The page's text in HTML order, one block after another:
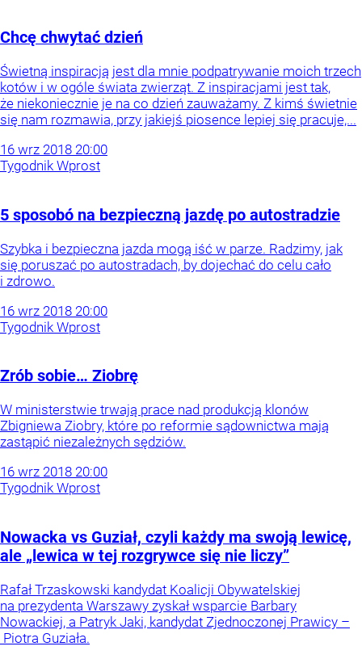
Chcę chwytać dzień
Świetną inspiracją jest dla mnie podpatrywanie moich trzech
kotów i w ogóle świata zwierząt. Z inspiracjami jest tak,
że niekoniecznie je na co dzień zauważamy. Z kimś świetnie
się nam rozmawia, przy jakiejś piosence lepiej się pracuje,...
16 wrz 2018 20:00
Tygodnik Wprost
5 sposobó na bezpieczną jazdę po autostradzie
Szybka i bezpieczna jazda mogą iść w parze. Radzimy, jak
się poruszać po autostradach, by dojechać do celu cało
i zdrowo.
16 wrz 2018 20:00
Tygodnik Wprost
Zrób sobie… Ziobrę
W ministerstwie trwają prace nad produkcją klonów
Zbigniewa Ziobry, które po reformie sądownictwa mają
zastąpić niezależnych sędziów.
16 wrz 2018 20:00
Tygodnik Wprost
Nowacka vs Guział, czyli każdy ma swoją lewicę,
ale „lewica w tej rozgrywce się nie liczy”
Rafał Trzaskowski kandydat Koalicji Obywatelskiej
na prezydenta Warszawy zyskał wsparcie Barbary
Nowackiej, a Patryk Jaki, kandydat Zjednoczonej Prawicy –
Piotra Guziała.